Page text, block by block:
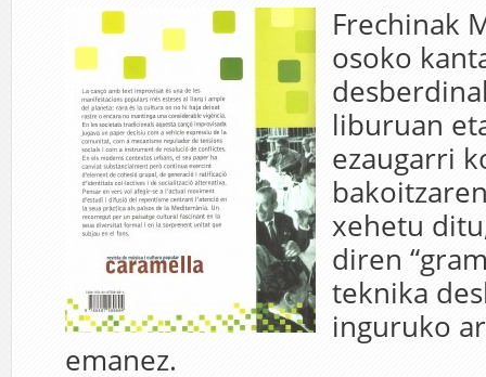
Frechinak
osoko
liburuan
ezaugarri
xehetu
diren
teknika
inguruko
emanez.